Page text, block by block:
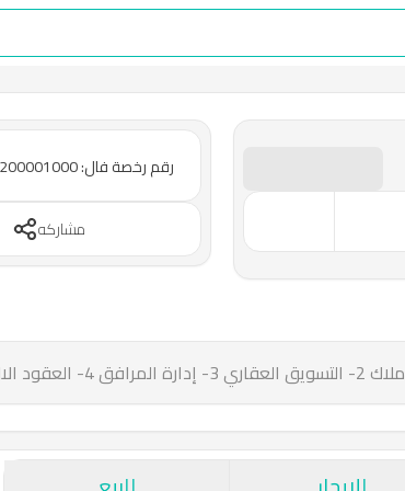
رقم رخصة فال: 1200001000
مشاركه